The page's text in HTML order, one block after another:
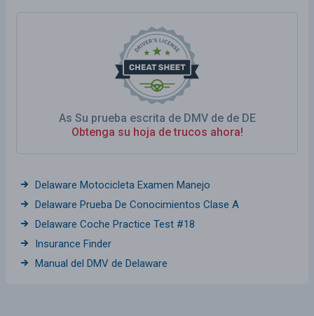
As Su prueba escrita de DMV de de DE
Obtenga su hoja de trucos ahora!
Delaware Motocicleta Examen Manejo
Delaware Prueba De Conocimientos Clase A
Delaware Coche Practice Test #18
Insurance Finder
Manual del DMV de Delaware